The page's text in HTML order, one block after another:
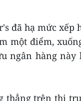
đã hạ mức xếp
một điểm,
ngân hàng này
thẳng trên thị